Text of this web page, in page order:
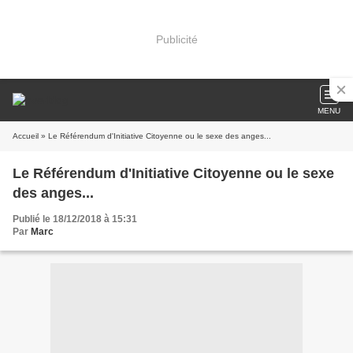
Publicité
MENU
Accueil » Le Référendum d'Initiative Citoyenne ou le sexe des anges...
Le Référendum d'Initiative Citoyenne ou le sexe
des anges...
Publié le 18/12/2018 à 15:31
Par Marc